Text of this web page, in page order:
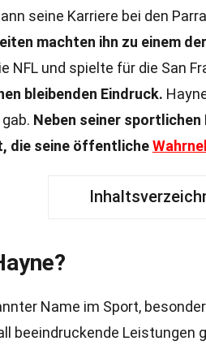
seine Karriere bei den
machten ihn zu einem
NFL und spielte für die San
bleibenden Eindruck.
Neben seiner sportlichen
die seine öffentliche
Name im Sport,
beeindruckende Leistungen